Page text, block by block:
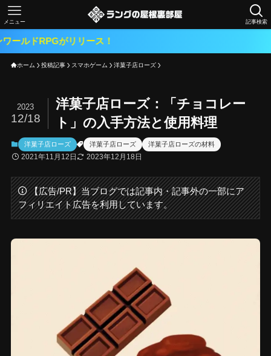
記事検索
メニュー
リリース！
ホーム 投稿記事 スマホゲーム 洋菓子店ローズ
洋菓子店ローズ：「チョコレー
ト」の入手方法と使用料理
2023
12/18
洋菓子店ローズ 洋菓子店ローズ 洋菓子店ローズの材料
2021年11月12日 2023年12月18日
【広告/PR】当ブログでは記事内・記事外の一部にア
フィリエイト広告を利用しています。